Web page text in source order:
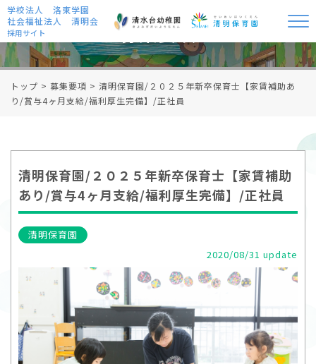
学校法人 洛東学園
社会福祉法人 清明会
採用サイト 募集要項
トップ > 募集要項 > 清明保育園/２０２５年新卒保育士【家賃補助あ
り/賞与4ヶ月支給/福利厚生完備】/正社員
清明保育園/２０２５年新卒保育士【家賃補助
あり/賞与4ヶ月支給/福利厚生完備】/正社員
清明保育園
2020/08/31 update